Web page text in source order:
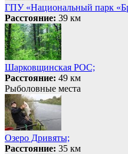
ГПУ «Национальный парк
Расстояние: 39 км
Шарковщинская РОС;
Расстояние: 49 км
Рыболовные места
Озеро Дривяты;
Расстояние: 35 км